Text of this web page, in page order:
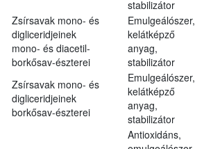
stabilizátor
Zsírsavak mono- és
digliceridjeinek
mono- és diacetil-
borkősav-észterei
Emulgeálószer,
kelátképző
anyag,
stabilizátor
Zsírsavak mono- és
digliceridjeinek
borkősav-észterei
Emulgeálószer,
kelátképző
anyag,
stabilizátor
Antioxidáns,